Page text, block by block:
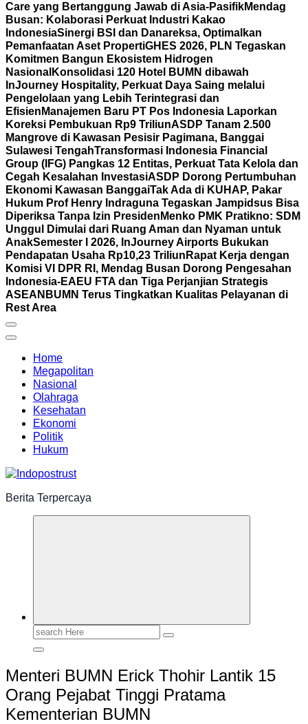
Care yang Bertanggung Jawab di Asia-PasifikMendag
Busan: Kolaborasi Perkuat Industri Kakao
IndonesiaSinergi BSI dan Danareksa, Optimalkan
Pemanfaatan Aset PropertiGHES 2026, PLN Tegaskan
Komitmen Bangun Ekosistem Hidrogen
Nasional Konsolidasi 120 Hotel BUMN dibawah
InJourney Hospitality, Perkuat Daya Saing melalui
Pengelolaan yang Lebih Terintegrasi dan
Efisien Manajemen Baru PT Pos Indonesia Laporkan
Koreksi Pembukuan Rp9 TriliunASDP Tanam 2.500
Mangrove di Kawasan Pesisir Pagimana, Banggai
Sulawesi TengahTransformasi Indonesia Financial
Group (IFG) Pangkas 12 Entitas, Perkuat Tata Kelola dan
Cegah Kesalahan InvestasiASDP Dorong Pertumbuhan
Ekonomi Kawasan BanggaiTak Ada di KUHAP, Pakar
Hukum Prof Henry Indraguna Tegaskan Jampidsus Bisa
Diperiksa Tanpa Izin Presiden Menko PMK Pratikno: SDM
Unggul Dimulai dari Ruang Aman dan Nyaman untuk
AnakSemester I 2026, InJourney Airports Bukukan
Pendapatan Usaha Rp10,23 Triliun Rapat Kerja dengan
Komisi VI DPR RI, Mendag Busan Dorong Pengesahan
Indonesia-EAEU FTA dan Tiga Perjanjian Strategis
ASEAN BUMN Terus Tingkatkan Kualitas Pelayanan di
Rest Area
Home
Megapolitan
Nasional
Olahraga
Kesehatan
Ekonomi
Politik
Hukum
Berita Terpercaya
Search
Menteri BUMN Erick Thohir Lantik 15
Orang Pejabat Tinggi Pratama
Kementerian BUMN